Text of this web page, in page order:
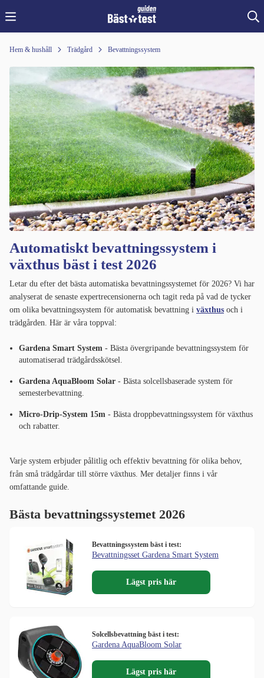
Hem & hushåll Trädgård Bevattningssystem
Automatiskt bevattningssystem i
växthus bäst i test 2026
Letar du efter det bästa automatiska bevattningssystemet för 2026? Vi har
analyserat de senaste expertrecensionerna och tagit reda på vad de tycker
om olika bevattningssystem för automatisk bevattning i växthus och i
trädgården. Här är våra toppval:
Gardena Smart System - Bästa övergripande bevattningssystem för
automatiserad trädgårdsskötsel.
Gardena AquaBloom Solar - Bästa solcellsbaserade system för
semesterbevattning.
Micro-Drip-System 15m - Bästa droppbevattningssystem för växthus
och rabatter.
Varje system erbjuder pålitlig och effektiv bevattning för olika behov,
från små trädgårdar till större växthus. Mer detaljer finns i vår
omfattande guide.
Bästa bevattningssystemet 2026
Bevattningssystem bäst i test:
Bevattningsset Gardena Smart System
Lägst pris här
Solcellsbevattning bäst i test:
Gardena AquaBloom Solar
Lägst pris här